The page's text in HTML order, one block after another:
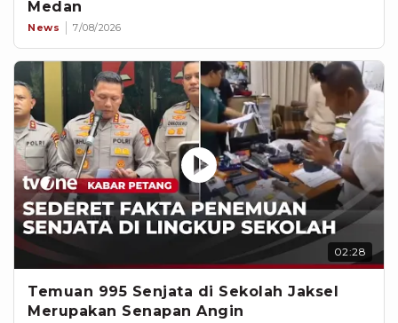
Medan
News 7/08/2026
02:28
Temuan 995 Senjata di Sekolah Jaksel
Merupakan Senapan Angin